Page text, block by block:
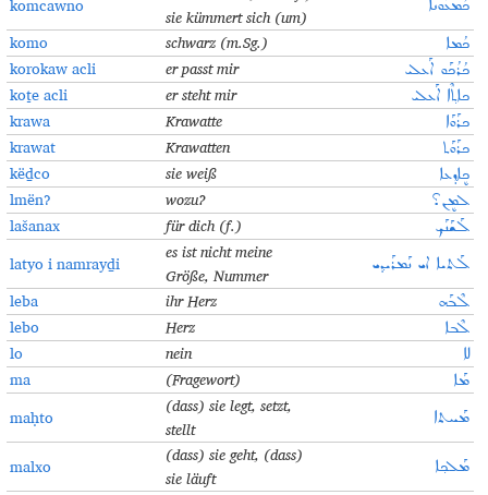
komcawno
sie kümmert sich (um)
ܟܳܡܥܰܘܢܐ
komo schwarz (m.Sg.) ܟܳܡܐ
korokaw acli er passt mir ܟܳܪܳܟܰܘ ܐܰܥܠܝ
koṯe acli er steht mir ܟܐܬ݂ܶܐ ܐܰܥܠܝ
krawa Krawatte ܟܪܰܘܰܐ
krawat Krawatten ܟܪܰܘܰܬ
këḏco sie weiß ܟܷܐܕ݂ܥܐ
lmën? wozu? ܠܡܷܢ؟
lašanax für dich (f.) ܠܰܫܰܢܰܟ݂
latyo i namrayḏi
es ist nicht meine
Größe, Nummer
ܠܰܬܝܐ ܐܝ ܢܰܡܪܰܝܕ݂ܝ
leba ihr Herz ܠܶܒܰܗ
lebo Herz ܠܶܒܐ
lo nein ܠܐ
ma (Fragewort) ܡܰܐ
maḥto (dass)sie legt, setzt,
stellt
ܡܰܚܬܐ
malxo (dass)sie geht, (dass)
sie läuft
ܡܰܠܟ݂ܐ